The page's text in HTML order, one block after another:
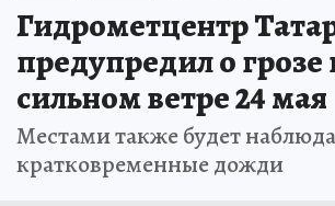
Гидрометцентр
предупредил о грозе
сильном ветре 24 мая
Местами также будет
кратковременные дожди